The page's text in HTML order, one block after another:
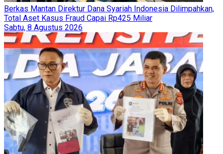
Berkas Mantan Direktur Dana Syariah Indonesia Dilimpahkan,
Total Aset Kasus Fraud Capai Rp425 Miliar
Sabtu, 8 Agustus 2026